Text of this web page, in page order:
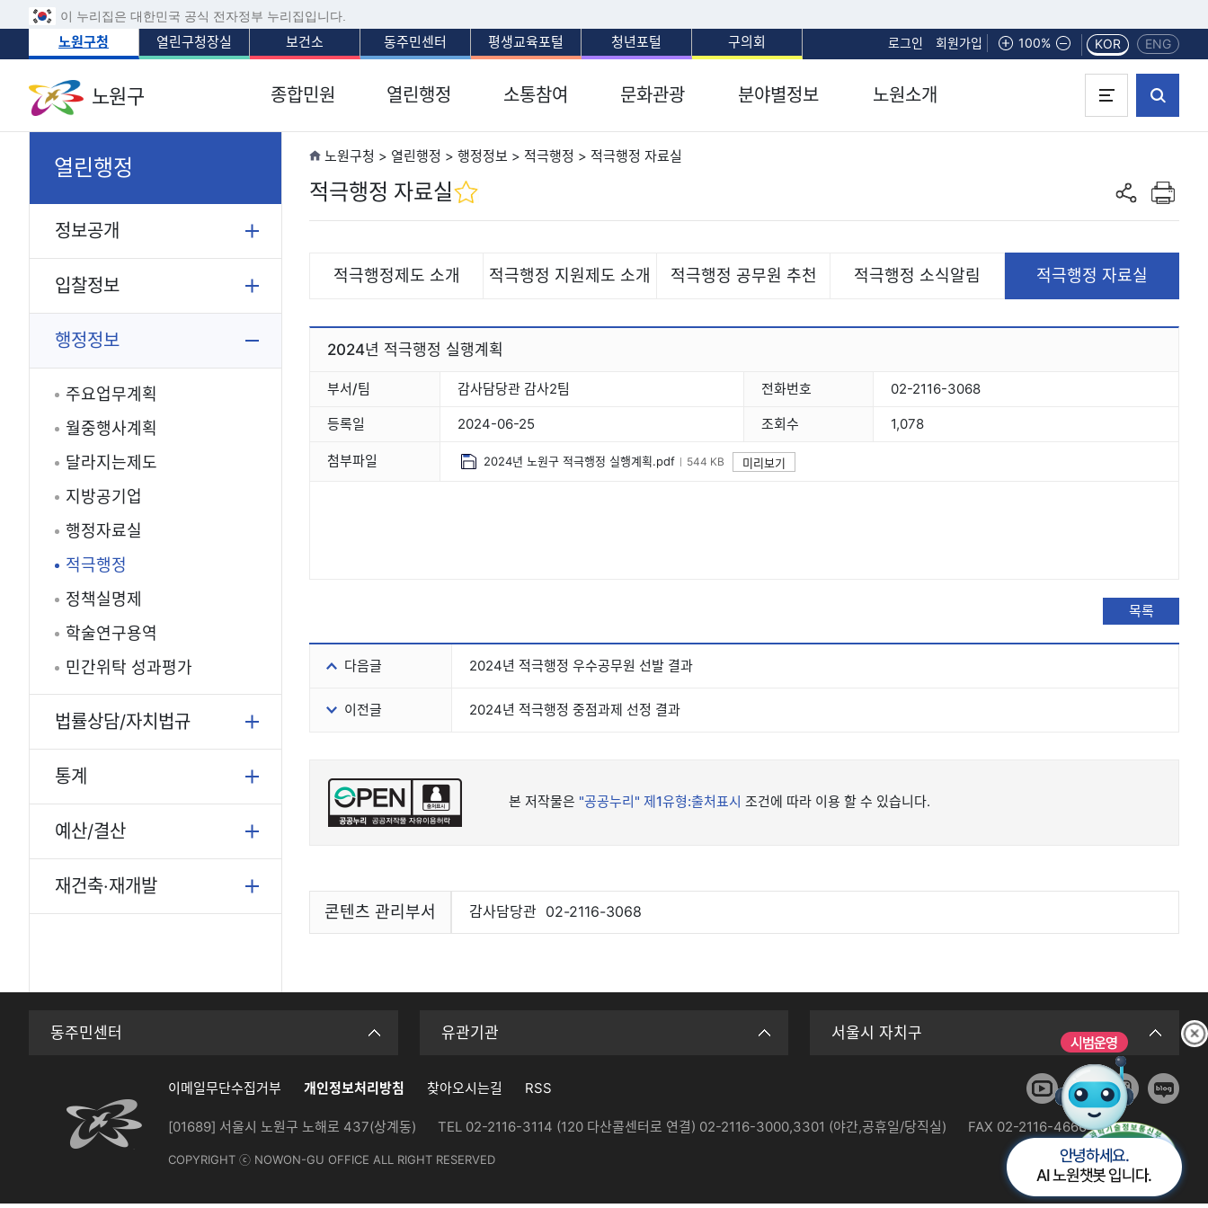
이 누리집은 대한민국 공식 전자정부 누리집입니다.
노원구청 열린구청장실 보건소 동주민센터 평생교육포털 청년포털 구의회 로그인 회원가입 화면확대
100% 화면축소KOR ENG
노원구 종합민원 열린행정 소통참여 문화관광 분야별정보 노원소개
열린행정
정보공개
입찰정보
행정정보
주요업무계획
월중행사계획
달라지는제도
지방공기업
행정자료실
적극행정
정책실명제
학술연구용역
민간위탁 성과평가
법률상담/자치법규
통계
예산/결산
재건축·재개발
노원구청 > 열린행정 > 행정정보 > 적극행정 > 적극행정 자료실
적극행정 자료실
공유하기
인쇄하기
적극행정제도 소개 적극행정 지원제도 소개 적극행정 공무원 추천 적극행정 소식알림 적극행정 자료실
2024년 적극행정 실행계획
부서/팀 감사담당관 감사2팀 전화번호 02-2116-3068
등록일 2024-06-25 조회수 1,078
첨부파일 2024년 노원구 적극행정 실행계획.pdf 544 KB 미리보기
목록
다음글 2024년 적극행정 우수공무원 선발 결과
이전글 2024년 적극행정 중점과제 선정 결과
본 저작물은 "공공누리" 제1유형:출처표시 조건에 따라 이용 할 수 있습니다.
콘텐츠 관리부서 감사담당관 02-2116-3068
동주민센터 유관기관 서울시 자치구
이메일무단수집거부 개인정보처리방침 찾아오시는길 RSS
[01689] 서울시 노원구 노해로 437(상계동) TEL 02-2116-3114 (120 다산콜센터로 연결) 02-2116-3000,3301 (야간,공휴일/당직실) FAX 02-2116-4666
COPYRIGHT ⓒ NOWON-GU OFFICE ALL RIGHT RESERVED